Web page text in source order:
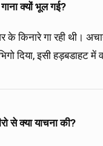
क्यों भूल गई?
के किनारे गा रही थी।
दिया, इसी हड़बडाहट में
से क्या याचना की?